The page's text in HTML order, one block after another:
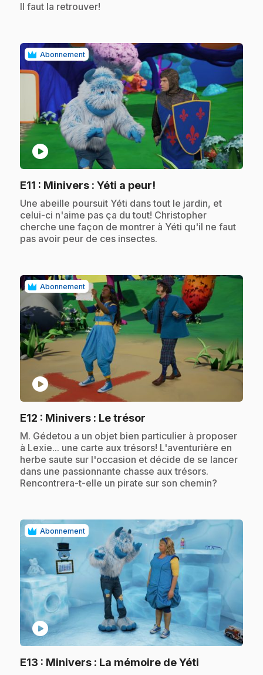
Il faut la retrouver!
Abonnement
play_circle
E11 : Minivers : Yéti a peur!
.Une abeille poursuit Yéti dans tout le jardin, et
celui-ci n'aime pas ça du tout! Christopher
cherche une façon de montrer à Yéti qu'il ne faut
pas avoir peur de ces insectes.
Abonnement
play_circle
E12 : Minivers : Le trésor
.M. Gédetou a un objet bien particulier à proposer
à Lexie... une carte aux trésors! L'aventurière en
herbe saute sur l'occasion et décide de se lancer
dans une passionnante chasse aux trésors.
Rencontrera-t-elle un pirate sur son chemin?
Abonnement
play_circle
E13 : Minivers : La mémoire de Yéti